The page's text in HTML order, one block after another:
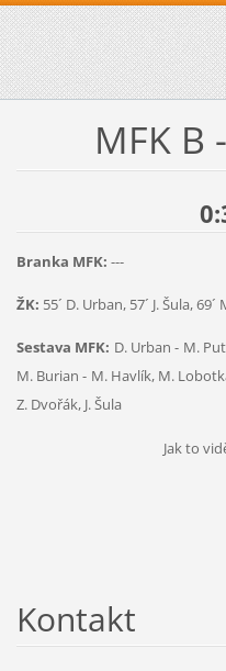
MFK B
Branka MFK: ---
ŽK: 55´ D. Urban, 57´ J. Šula,
Sestava MFK: D. Urban - M.
M. Burian - M. Havlík, M.
Z. Dvořák, J. Šula
Jak to
Kontakt